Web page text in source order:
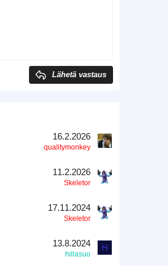
Lähetä vastaus
16.2.2026
qualitymonkey
11.2.2026
Skeletor
17.11.2024
Skeletor
13.8.2024
hillasuo
H